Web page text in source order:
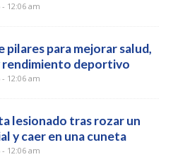
12:06 am
pilares para mejorar salud,
rendimiento deportivo
12:06 am
lesionado tras rozar un
y caer en una cuneta
12:06 am